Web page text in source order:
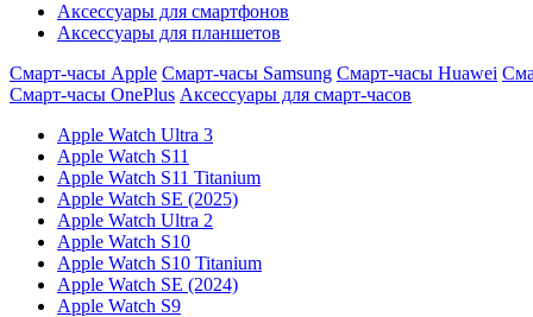
Аксессуары для смартфонов
Аксессуары для планшетов
Смарт-часы Apple Смарт-часы Samsung Смарт-часы Huawei
Смарт-часы OnePlus Аксессуары для смарт-часов
Apple Watch Ultra 3
Apple Watch S11
Apple Watch S11 Titanium
Apple Watch SE (2025)
Apple Watch Ultra 2
Apple Watch S10
Apple Watch S10 Titanium
Apple Watch SE (2024)
Apple Watch S9